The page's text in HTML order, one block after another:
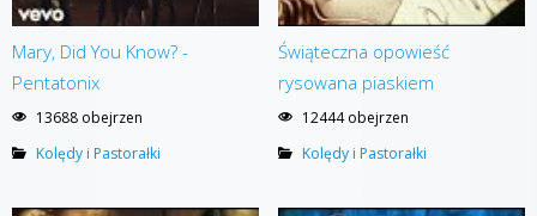
Mary, Did You Know? -
Pentatonix
13688 obejrzen
Kolędy i Pastorałki
Świąteczna opowieść
rysowana piaskiem
12444 obejrzen
Kolędy i Pastorałki